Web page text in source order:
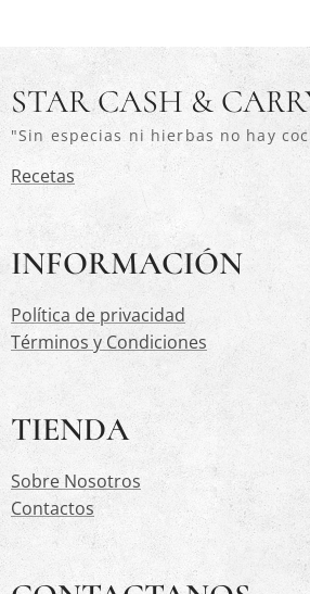
STAR CASH &
"Sin especias ni hierbas no hay
Recetas
INFORMACIÓN
Política de privacidad
Términos y Condiciones
TIENDA
Sobre Nosotros
Contactos